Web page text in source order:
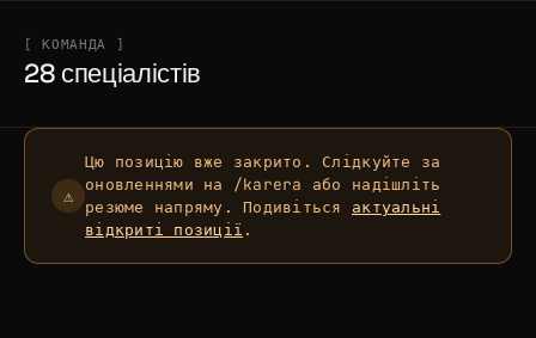
Блог
Контакти
[ КОМАНДА ]
28 спеціалістів
⚠
Цю позицію вже закрито. Слідкуйте за
оновленнями на /karera або надішліть
резюме напряму. Подивіться актуальні
відкриті позиції .